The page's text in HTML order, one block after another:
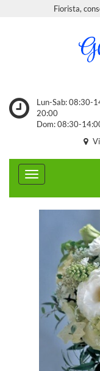
Fiorista,
Lun-Sab: 08:30-
20:00
Dom: 08:30-